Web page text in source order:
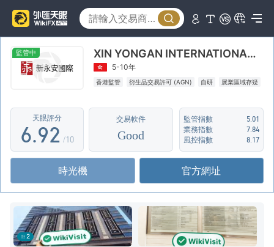
監管中 XIN YONGAN INTERNATIONAL FINANCIALHOLDINGS LIMITED · 新永安國際金融控股有限公司
5-10年
香港監管 衍生品交易許可 (AGN) 自研 展業區域存疑
天眼評分
1
2
3
5
6
7
8
9
.
4
5
6
8
9
1
2
3
4
5
6
/10
交易軟件
Good
監管指數
5.01
業務指數
7.84
風控指數
8.17
時光機 官方網址
2